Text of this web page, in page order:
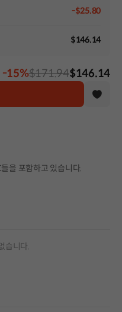
-$25.80
$146.14
-15%$171.94$146.14
을 포함하고 있습니다.
습니다.